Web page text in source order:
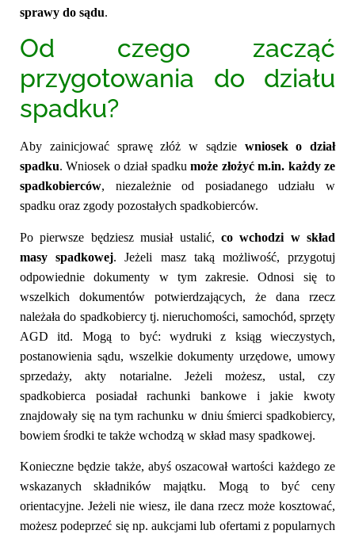
sprawy do sądu.
Od czego zacząć
przygotowania do działu
spadku?
Aby zainicjować sprawę złóż w sądzie wniosek o dział
spadku.Wniosek o dział spadkumoże złożyć m.in. każdy ze
spadkobierców, niezależnie od posiadanego udziału w
spadku oraz zgody pozostałych spadkobierców.
Po pierwsze będziesz musiał ustalić, co wchodzi w skład
masy spadkowej. Jeżeli masz taką możliwość, przygotuj
odpowiednie dokumenty w tym zakresie. Odnosi się to
wszelkich dokumentów potwierdzających, że dana rzecz
należała do spadkobiercy tj. nieruchomości, samochód, sprzęty
AGD itd. Mogą to być: wydruki z ksiąg wieczystych,
postanowienia sądu, wszelkie dokumenty urzędowe, umowy
sprzedaży, akty notarialne. Jeżeli możesz, ustal, czy
spadkobierca posiadał rachunki bankowe i jakie kwoty
znajdowały się na tym rachunku w dniu śmierci spadkobiercy,
bowiem środki te także wchodzą w skład masy spadkowej.
Konieczne będzie także, abyśoszacował wartości każdego ze
wskazanych składników majątku. Mogą to być ceny
orientacyjne. Jeżeli nie wiesz, ile dana rzecz może kosztować,
możesz podeprzeć się np. aukcjami lub ofertami z popularnych